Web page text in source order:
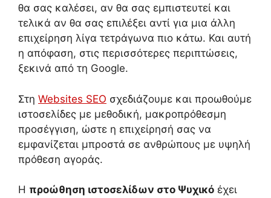
θα σας καλέσει, αν θα σας εμπιστευτεί και
τελικά αν θα σας επιλέξει αντί για μια άλλη
επιχείρηση λίγα τετράγωνα πιο κάτω. Και αυτή
η απόφαση, στις περισσότερες περιπτώσεις,
ξεκινά από τη Google.
Στη Websites SEO σχεδιάζουμε και προωθούμε
ιστοσελίδες με μεθοδική, μακροπρόθεσμη
προσέγγιση, ώστε η επιχείρησή σας να
εμφανίζεται μπροστά σε ανθρώπους με υψηλή
πρόθεση αγοράς.
Η προώθηση ιστοσελίδων στο Ψυχικό έχει